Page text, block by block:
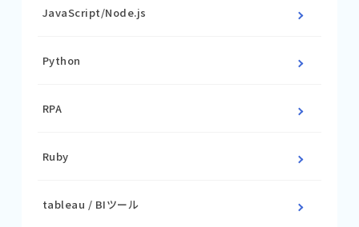
JavaScript/Node.js
Python
RPA
Ruby
tableau / BIツール